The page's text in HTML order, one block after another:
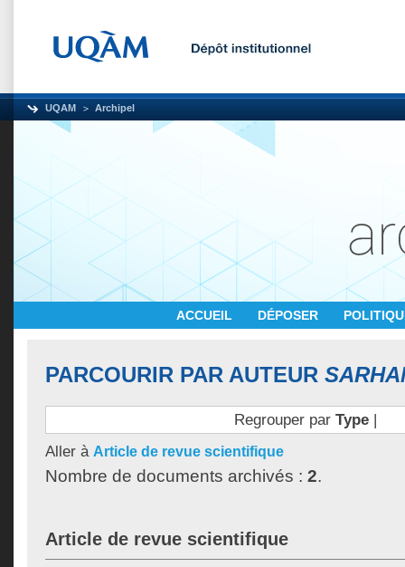
UQAM Archipel
ACCUEIL DÉPOSER
PARCOURIR PAR AUTEUR
Regrouper par Type|
Aller à Article de revue scientifique
Nombre de documents archivés : 2.
Article de revue scientifique